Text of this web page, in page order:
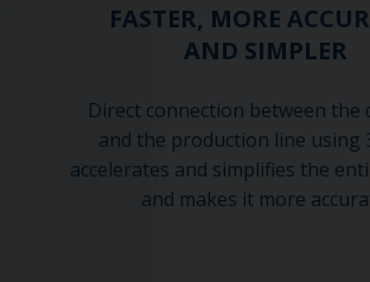
FASTER, MORE
AND SIMPLER
Direct connection between the
and the production line using
accelerates and simplifies the
and makes it more